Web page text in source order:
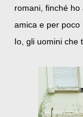
romani, finché ho
amica e per poco
Io, gli uomini che